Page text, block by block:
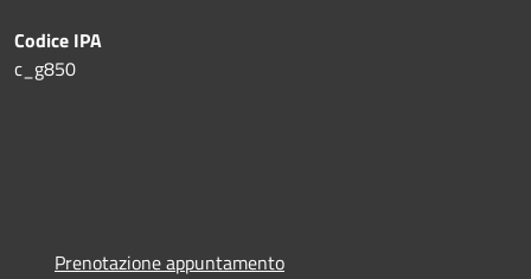
Codice IPA
c_g850
Prenotazione appuntamento